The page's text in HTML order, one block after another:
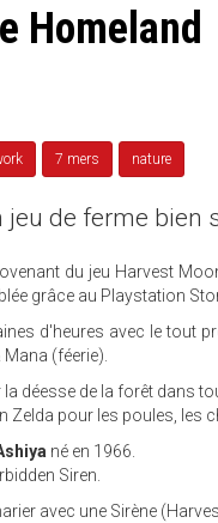
Homeland
7 mers nature
de ferme bien
du jeu Harvest
grâce au Playstation
d'heures avec le tout
(féerie).
déesse de la forêt dans
pour les poules, les
né en 1966.
Siren.
avec une Sirène